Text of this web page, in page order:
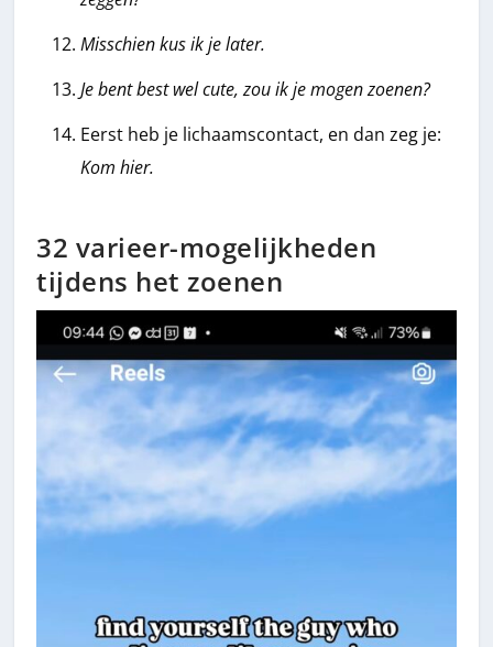
Misschien kus ik je later.
Je bent best wel cute, zou ik je mogen zoenen?
Eerst heb je lichaamscontact, en dan zeg je:
Kom hier.
32 varieer-mogelijkheden
tijdens het zoenen